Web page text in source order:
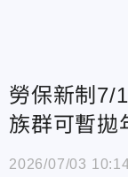
勞保新制7/
族群可暫
勢族群權益
2026/07/03